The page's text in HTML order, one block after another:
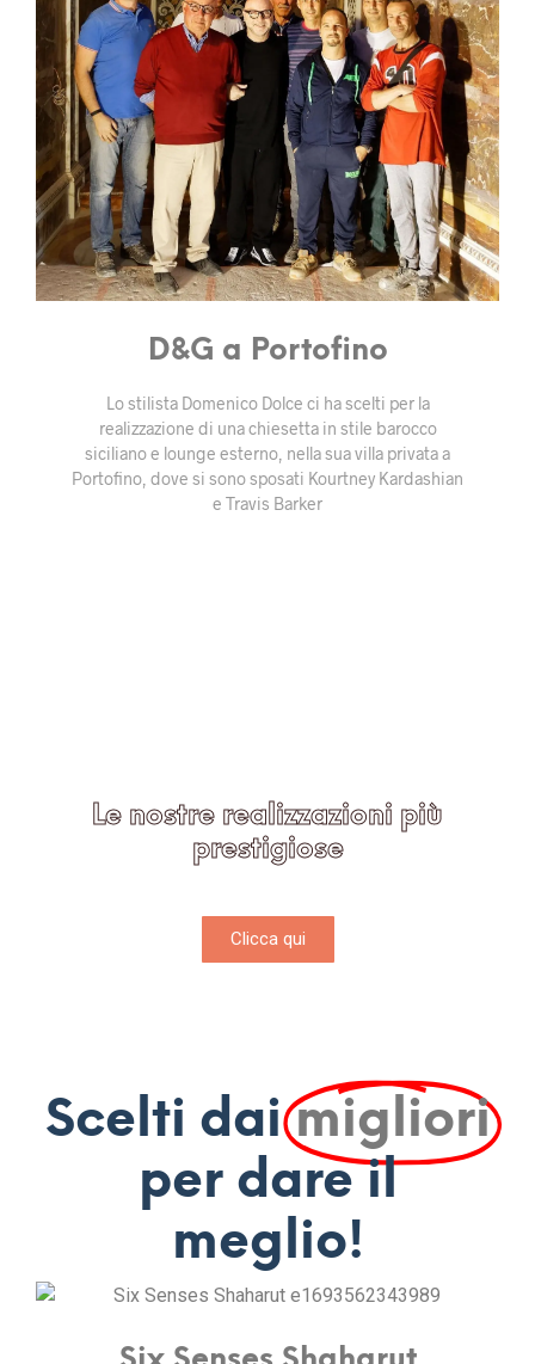
D&G a Portofino
Lo stilista Domenico Dolce ci ha scelti per la
realizzazione di una chiesetta in stile barocco
siciliano e lounge esterno, nella sua villa privata a
Portofino, dove si sono sposati Kourtney Kardashian
e Travis Barker
Le nostre realizzazioni più
prestigiose
Clicca qui
Scelti daimigliori
per dare il
meglio!